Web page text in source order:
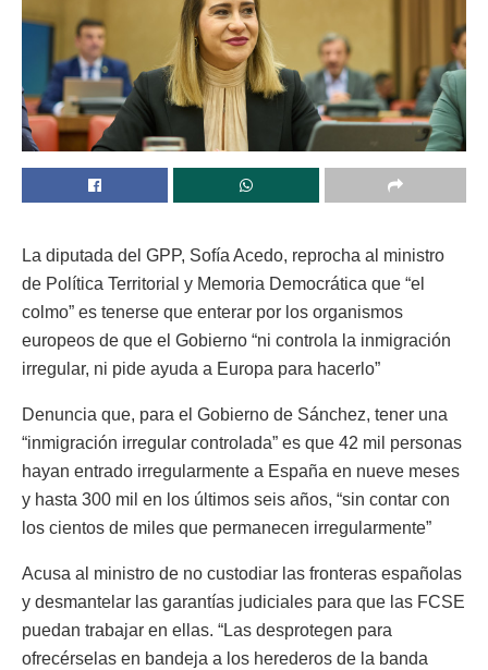
La diputada del GPP, Sofía Acedo, reprocha al ministro
de Política Territorial y Memoria Democrática que “el
colmo” es tenerse que enterar por los organismos
europeos de que el Gobierno “ni controla la inmigración
irregular, ni pide ayuda a Europa para hacerlo”
Denuncia que, para el Gobierno de Sánchez, tener una
“inmigración irregular controlada” es que 42 mil personas
hayan entrado irregularmente a España en nueve meses
y hasta 300 mil en los últimos seis años, “sin contar con
los cientos de miles que permanecen irregularmente”
Acusa al ministro de no custodiar las fronteras españolas
y desmantelar las garantías judiciales para que las FCSE
puedan trabajar en ellas. “Las desprotegen para
ofrecérselas en bandeja a los herederos de la banda